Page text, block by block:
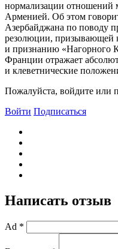
нормализации отношений
Арменией. Об этом
Азербайджана по поводу
резолюции, призывающей
и признанию «Нагорного
Франции отражает
и клеветнические
Пожалуйста, войдите или
Войти Подписаться
Написать отзыв
Ad *